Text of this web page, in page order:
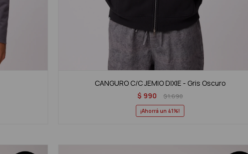
CANGURO C/C JEMIO DIXIE - Gris Oscuro
$ 990 $1.690
41